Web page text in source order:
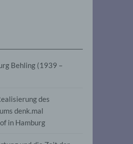
Behling (1939 –
des
denk.mal
in Hamburg